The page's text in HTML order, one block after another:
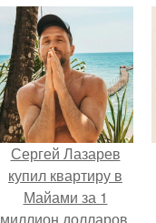
Сергей Лазарев
купил квартиру в
Майами за 1